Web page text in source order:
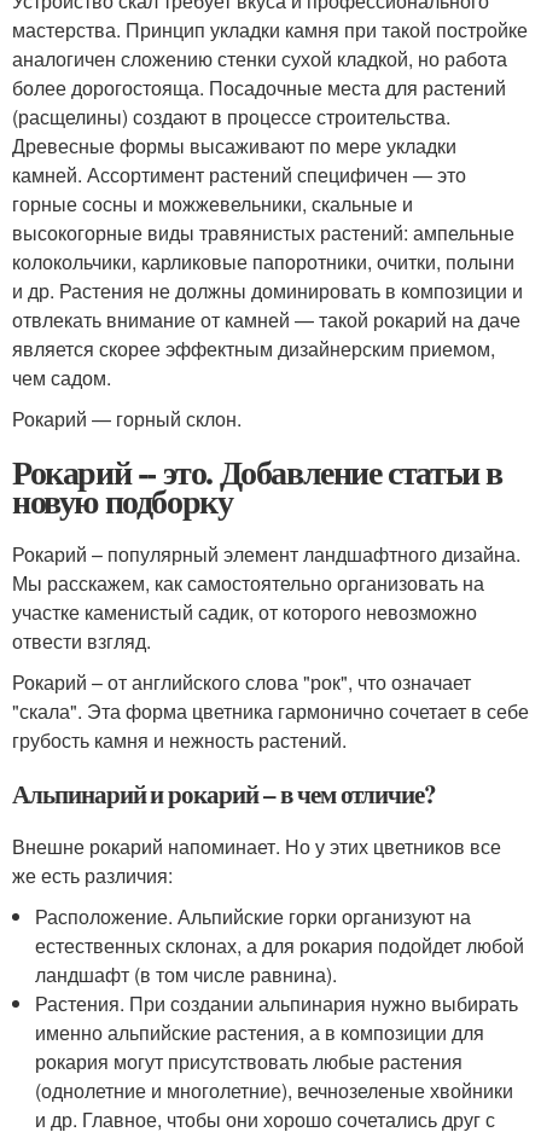
мастерства. Принцип укладки камня при такой постройке
аналогичен сложению стенки сухой кладкой, но работа
более дорогостояща. Посадочные места для растений
(расщелины) создают в процессе строительства.
Древесные формы высаживают по мере укладки
камней. Ассортимент растений специфичен — это
горные сосны и можжевельники, скальные и
высокогорные виды травянистых растений: ампельные
колокольчики, карликовые папоротники, очитки, полыни
и др. Растения не должны доминировать в композиции и
отвлекать внимание от камней — такой рокарий на даче
является скорее эффектным дизайнерским приемом,
чем садом.
Рокарий — горный склон.
Рокарий -- это. Добавление статьи в
новую подборку
Рокарий – популярный элемент ландшафтного дизайна.
Мы расскажем, как самостоятельно организовать на
участке каменистый садик, от которого невозможно
отвести взгляд.
Рокарий – от английского слова "рок", что означает
"скала". Эта форма цветника гармонично сочетает в себе
грубость камня и нежность растений.
Альпинарий и рокарий – в чем отличие?
Внешне рокарий напоминает. Но у этих цветников все
же есть различия:
Расположение. Альпийские горки организуют на
естественных склонах, а для рокария подойдет любой
ландшафт (в том числе равнина).
Растения. При создании альпинария нужно выбирать
именно альпийские растения, а в композиции для
рокария могут присутствовать любые растения
(однолетние и многолетние), вечнозеленые хвойники
и др. Главное, чтобы они хорошо сочетались друг с